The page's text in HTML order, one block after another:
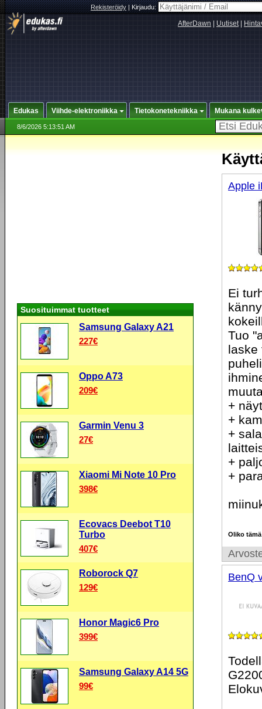
Rekisteröidy|Kirjaudu:
AfterDawn Uutiset|
Edukas Viihde-elektroniikka Tietokonetekniikka Mukana
8/6/2026 5:13:51 AM
Apple
Ei
Tuo
laske
+
+
+
+
+
Oliko
BenQ
Suosituimmat tuotteet
Samsung Galaxy A21
227€
Oppo A73
209€
Garmin Venu 3
27€
Xiaomi Mi Note 10 Pro
398€
Ecovacs Deebot T10
Turbo
407€
Roborock Q7
129€
Honor Magic6 Pro
399€
Samsung Galaxy A14 5G
99€